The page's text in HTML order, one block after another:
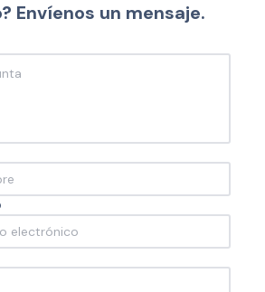
Envíenos un mensaje.